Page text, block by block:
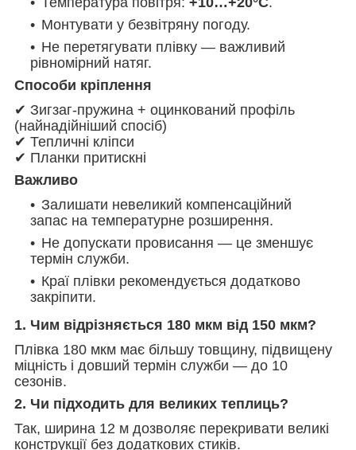
Монтувати у безвітряну погоду.
Не перетягувати плівку — важливий
рівномірний натяг.
Способи кріплення
✔ Зигзаг-пружина + оцинкований профіль
(найнадійніший спосіб)
✔ Тепличні кліпси
✔ Планки притискні
Важливо
Залишати невеликий компенсаційний
запас на температурне розширення.
Не допускати провисання — це зменшує
термін служби.
Краї плівки рекомендується додатково
закріпити.
1. Чим відрізняється 180 мкм від 150 мкм?
Плівка 180 мкм має більшу товщину, підвищену
міцність і довший термін служби — до 10
сезонів.
2. Чи підходить для великих теплиць?
Так, ширина 12 м дозволяє перекривати великі
конструкції без додаткових стиків.